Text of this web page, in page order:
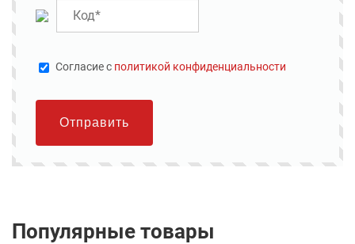
Cогласие с политикой конфиденциальности
Отправить
Популярные товары